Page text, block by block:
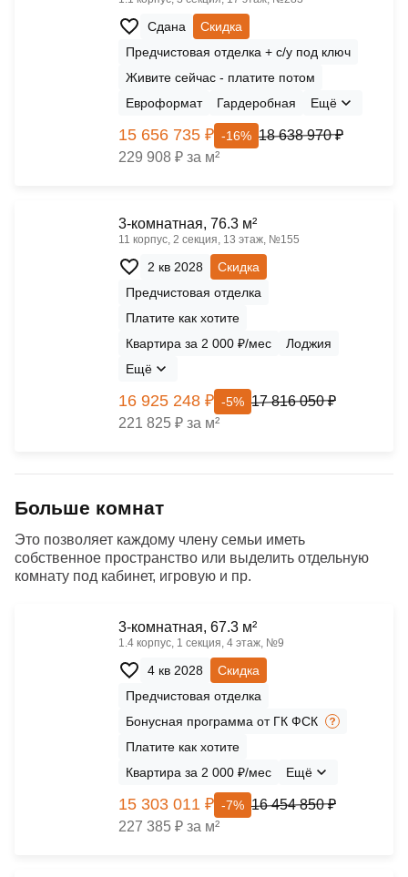
Сдана
Скидка
Предчистовая отделка + с/у под ключ
Живите сейчас - платите потом
Евроформат
Гардеробная Ещё
15 656 735 ₽ -16% 18 638 970 ₽
229 908 ₽ за м²
3-комнатная, 76.3 м²
11 корпус, 2 секция, 13 этаж, №155
2 кв 2028
Скидка
Предчистовая отделка
Платите как хотите
Квартира за 2 000 ₽/мес
Лоджия
Ещё
16 925 248 ₽ -5% 17 816 050 ₽
221 825 ₽ за м²
Больше комнат
Это позволяет каждому члену семьи иметь
собственное пространство или выделить отдельную
комнату под кабинет, игровую и пр.
3-комнатная, 67.3 м²
1.4 корпус, 1 секция, 4 этаж, №9
4 кв 2028
Скидка
Предчистовая отделка
Бонусная программа от ГК ФСК
Платите как хотите
Квартира за 2 000 ₽/мес
Ещё
15 303 011 ₽ -7% 16 454 850 ₽
227 385 ₽ за м²